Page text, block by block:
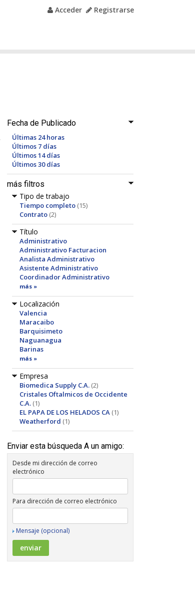
Acceder Registrarse
Fecha de Publicado
Últimas 24 horas
Últimos 7 días
Últimos 14 días
Últimos 30 días
más filtros
Tipo de trabajo
Tiempo completo (15)
Contrato (2)
Título
Administrativo
Administrativo Facturacion
Analista Administrativo
Asistente Administrativo
Coordinador Administrativo
más »
Localización
Valencia
Maracaibo
Barquisimeto
Naguanagua
Barinas
más »
Empresa
Biomedica Supply C.A. (2)
Cristales Oftalmicos de Occidente
C.A. (1)
EL PAPA DE LOS HELADOS CA (1)
Weatherford (1)
Enviar esta búsqueda A un amigo:
Desde mi dirección de correo
electrónico
Para dirección de correo electrónico
Mensaje (opcional)